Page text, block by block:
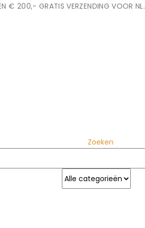
€ 200,- GRATIS VERZENDING VOOR NL.
Zoeken